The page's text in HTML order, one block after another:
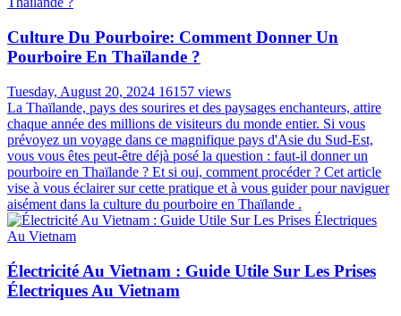
Culture Du Pourboire: Comment Donner Un
Pourboire En Thaïlande ?
Tuesday, August 20, 2024 16157 views
La Thaïlande, pays des sourires et des paysages enchanteurs, attire
chaque année des millions de visiteurs du monde entier. Si vous
prévoyez un voyage dans ce magnifique pays d'Asie du Sud-Est,
vous vous êtes peut-être déjà posé la question : faut-il donner un
pourboire en Thaïlande ? Et si oui, comment procéder ? Cet article
vise à vous éclairer sur cette pratique et à vous guider pour naviguer
aisément dans la culture du pourboire en Thaïlande .
Électricité Au Vietnam : Guide Utile Sur Les Prises
Électriques Au Vietnam